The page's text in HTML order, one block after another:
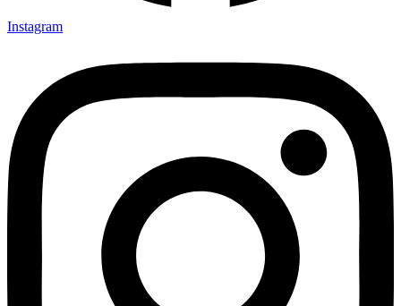
Instagram